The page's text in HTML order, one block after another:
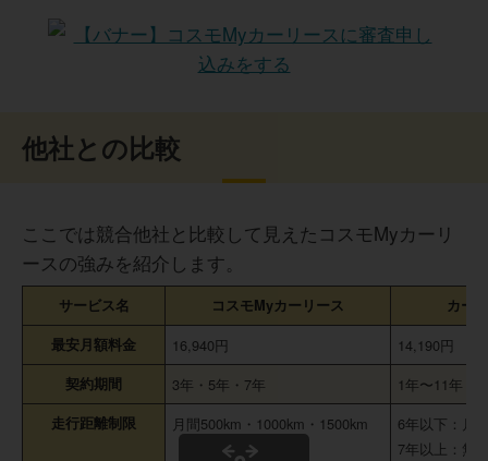
他社との比較
ここでは競合他社と比較して見えたコスモMyカーリ
ースの強みを紹介します。
サービス名 コスモMyカーリース
カー
最安月額料金
16,940円 14,190円
契約期間 3年・5年・7年 1年〜11年
走行距離制限 月間500km・1000km・1500km
6年以下：月
7年以上：無